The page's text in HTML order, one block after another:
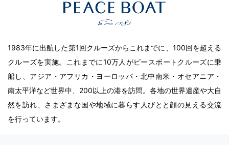
1983年に出航した第1回クルーズからこれまでに、100回を超える
クルーズを実施。これまでに10万人がピースボートクルーズに乗
船し、アジア・アフリカ・ヨーロッパ・北中南米・オセアニア・
南太平洋など世界中、200以上の港を訪問。各地の世界遺産や大自
然を訪れ、さまざまな国や地域に暮らす人びとと顔の見える交流
を行っています。